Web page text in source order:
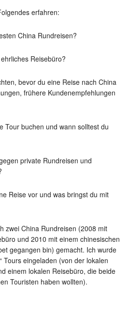
erfahren:
China Rundreisen?
Reisebüro?
bevor du eine Reise nach China
frühere Kundenempfehlungen
Tour buchen und wann solltest du
private Rundreisen und
Reise vor und was bringst du mit
zwei China Rundreisen (2008 mit
und 2010 mit einem chinesischen
gegangen bin) gemacht. Ich wurde
Tours eingeladen (von der lokalen
einem lokalen Reisebüro, die beide
Touristen haben wollten).